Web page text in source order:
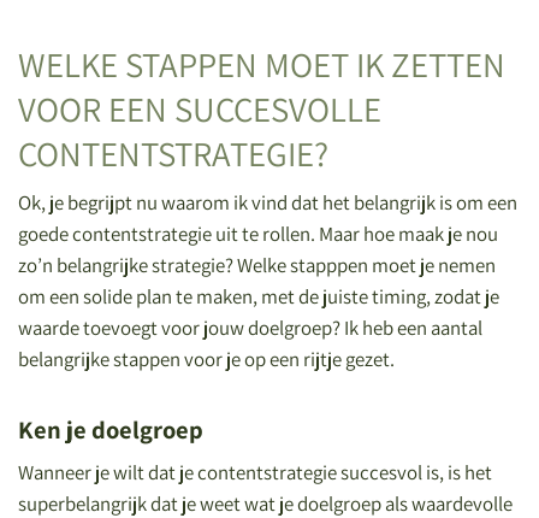
WELKE STAPPEN MOET IK ZETTEN
VOOR EEN SUCCESVOLLE
CONTENTSTRATEGIE?
Ok, je begrijpt nu waarom ik vind dat het belangrijk is om een
goede contentstrategie uit te rollen. Maar hoe maak je nou
zo’n belangrijke strategie? Welke stapppen moet je nemen
om een solide plan te maken, met de juiste timing, zodat je
waarde toevoegt voor jouw doelgroep? Ik heb een aantal
belangrijke stappen voor je op een rijtje gezet.
Ken je doelgroep
Wanneer je wilt dat je contentstrategie succesvol is, is het
superbelangrijk dat je weet wat je doelgroep als waardevolle